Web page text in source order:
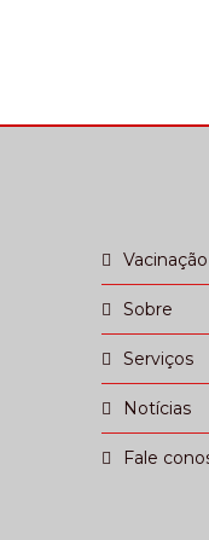
Vacinação
Sobre
Serviços
Notícias
Fale